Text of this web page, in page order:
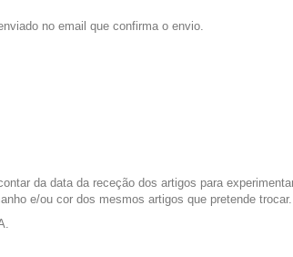
no email que confirma o envio.
da data da receção dos artigos para
e/ou cor dos mesmos artigos que pretende trocar.